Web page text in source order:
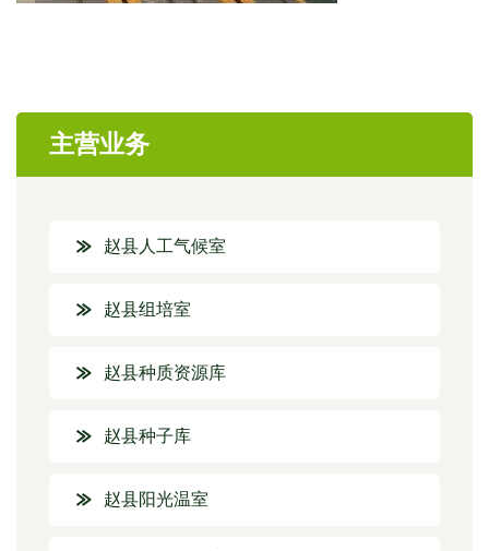
主营业务
赵县人工气候室
赵县组培室
赵县种质资源库
赵县种子库
赵县阳光温室